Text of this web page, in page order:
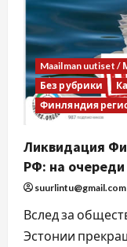
Maailman uutiset
Без рубрики
Финляндия
Ликвидация
РФ: на
suurlintu@gmail.com
Вслед за
Эстонии